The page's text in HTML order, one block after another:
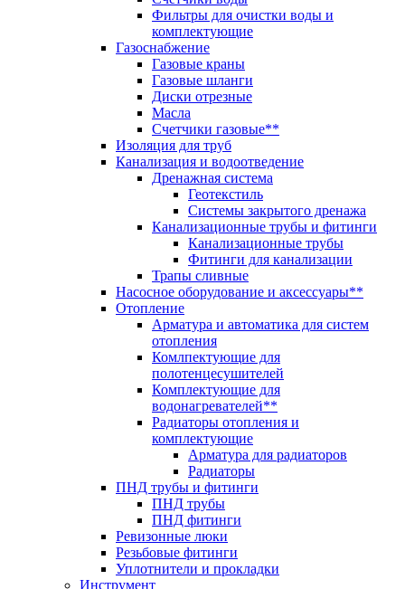
Фильтры для очистки воды и
комплектующие
Газоснабжение
Газовые краны
Газовые шланги
Диски отрезные
Масла
Счетчики газовые**
Изоляция для труб
Канализация и водоотведение
Дренажная система
Геотекстиль
Системы закрытого дренажа
Канализационные трубы и фитинги
Канализационные трубы
Фитинги для канализации
Трапы сливные
Насосное оборудование и аксессуары**
Отопление
Арматура и автоматика для систем
отопления
Комлпектующие для
полотенцесушителей
Комплектующие для
водонагревателей**
Радиаторы отопления и
комплектующие
Арматура для радиаторов
Радиаторы
ПНД трубы и фитинги
ПНД трубы
ПНД фитинги
Ревизонные люки
Резьбовые фитинги
Уплотнители и прокладки
Инструмент